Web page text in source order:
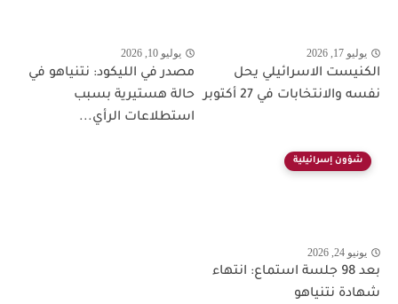
يوليو 17, 2026
الكنيست الاسرائيلي يحل
نفسه والانتخابات في 27 أكتوبر
يوليو 10, 2026
مصدر في الليكود: نتنياهو في
حالة هستيرية بسبب
استطلاعات الرأي...
شؤون إسرائيلية
يونيو 24, 2026
بعد 98 جلسة استماع: انتهاء
شهادة نتنياهو